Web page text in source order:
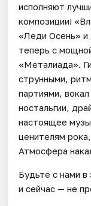
исполняют
композиции!
«Леди Осень» и
теперь с
«Металиада».
струнными,
партиями,
ностальгии,
настоящее
ценителям
Атмосфера
Будьте с нами
и сейчас — не